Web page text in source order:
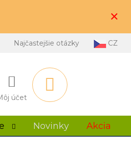
×
Najčastejšie otázky CZ
účet
Novinky Akcia